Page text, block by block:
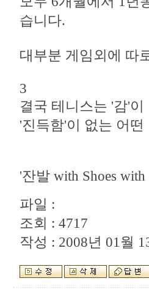
습니다.
대부분 게임외에 따
3
결국 테니스는 '감'
'진득함'이 없는 어
'잔발 with Shoes
파일 :
조회 : 4717
작성 : 2008년 01월